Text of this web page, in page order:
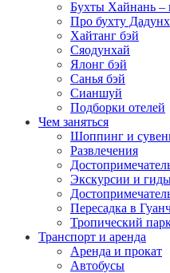
Бухты Хайнань –
Про бухту
Хайтанг бэй
Сяодунхай
Ялонг бэй
Санья бэй
Сианшуй
Подборки отелей
Чем заняться
Шоппинг и
Развлечения
Экскурсии и
Пересадка в
Тропический
Транспорт и аренда
Аренда и прокат
Автобусы